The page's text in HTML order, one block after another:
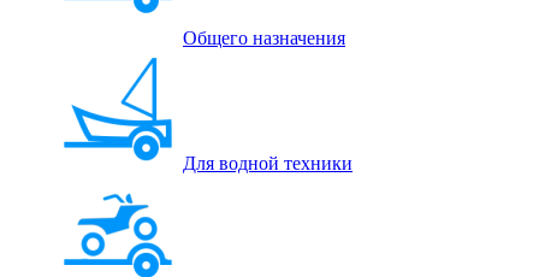
Общего назначения
Для водной техники